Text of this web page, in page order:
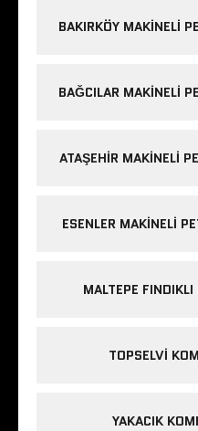
BAKIRKÖY MAKINELI
BAĞCILAR MAKINELI
ATAŞEHIR MAKINELI
ESENLER MAKINELI
MALTEPE
TOPSELVI
YAKACIK